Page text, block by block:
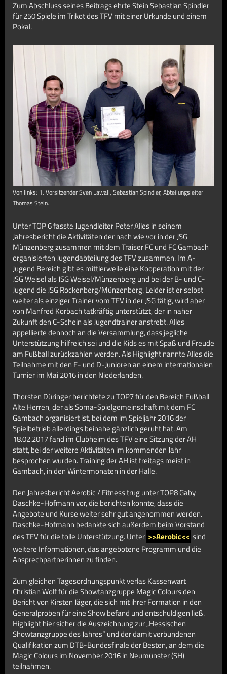
Zum Abschluss seines Beitrags ehrte Stein Sebastian Spindler
für 250 Spiele im Trikot des TFV mit einer Urkunde und einem
Pokal.
Von links: 1. Vorsitzender Sven Lawall, Sebastian Spindler, Abteilungsleiter
Thomas Stein.
Unter TOP 6 fasste Jugendleiter Peter Alles in seinem
Jahresbericht die Aktivitäten der nach wie vor in der JSG
Münzenberg zusammen mit dem Traiser FC und FC Gambach
organisierten Jugendabteilung des TFV zusammen. Im A-
Jugend Bereich gibt es mittlerweile eine Kooperation mit der
JSG Weisel als JSG Weisel/Münzenberg und bei der B- und C-
Jugend die JSG Rockenberg/Münzenberg. Leider ist er selbst
weiter als einziger Trainer vom TFV in der JSG tätig, wird aber
von Manfred Korbach tatkräftig unterstützt, der in naher
Zukunft den C-Schein als Jugendtrainer anstrebt. Alles
appellierte dennoch an die Versammlung, dass jegliche
Unterstützung hilfreich sei und die Kids es mit Spaß und Freude
am Fußball zurückzahlen werden. Als Highlight nannte Alles die
Teilnahme mit den F- und D-Junioren an einem internationalen
Turnier im Mai 2016 in den Niederlanden.
Thorsten Düringer berichtete zu TOP7 für den Bereich Fußball
Alte Herren, der als Soma-Spielgemeinschaft mit dem FC
Gambach organisiert ist, bei dem im Spieljahr 2016 der
Spielbetrieb allerdings beinahe gänzlich geruht hat. Am
18.02.2017 fand im Clubheim des TFV eine Sitzung der AH
statt, bei der weitere Aktivitäten im kommenden Jahr
besprochen wurden. Training der AH ist freitags meist in
Gambach, in den Wintermonaten in der Halle.
Den Jahresbericht Aerobic / Fitness trug unter TOP8 Gaby
Daschke-Hofmann vor, die berichten konnte, dass die
Angebote und Kurse weiter sehr gut angenommen werden.
Daschke-Hofmann bedankte sich außerdem beim Vorstand
des TFV für die tolle Unterstützung. Unter >>Aerobic<< sind
weitere Informationen, das angebotene Programm und die
Ansprechpartnerinnen zu finden.
Zum gleichen Tagesordnungspunkt verlas Kassenwart
Christian Wolf für die Showtanzgruppe Magic Colours den
Bericht von Kirsten Jäger, die sich mit ihrer Formation in den
Generalproben für eine Show befand und entschuldigen ließ.
Highlight hier sicher die Auszeichnung zur „Hessischen
Showtanzgruppe des Jahres“ und der damit verbundenen
Qualifikation zum DTB-Bundesfinale der Besten, an dem die
Magic Colours im November 2016 in Neumünster (SH)
teilnahmen.